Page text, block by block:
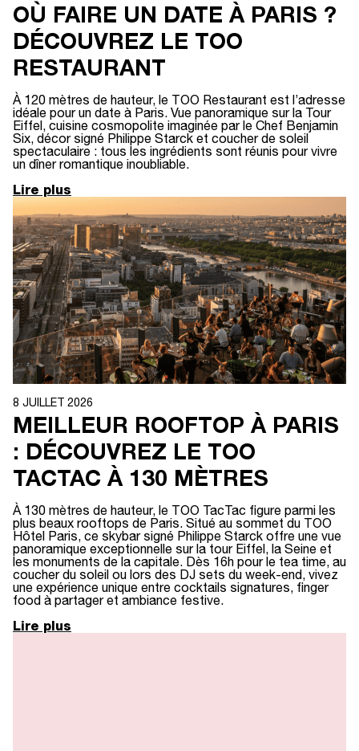
OÙ FAIRE UN DATE À PARIS ?
DÉCOUVREZ LE TOO
RESTAURANT
À 120 mètres de hauteur, le TOO Restaurant est l’adresse
idéale pour un date à Paris. Vue panoramique sur la Tour
Eiffel, cuisine cosmopolite imaginée par le Chef Benjamin
Six, décor signé Philippe Starck et coucher de soleil
spectaculaire : tous les ingrédients sont réunis pour vivre
un dîner romantique inoubliable.
Lire plus
8 JUILLET 2026
MEILLEUR ROOFTOP À PARIS
: DÉCOUVREZ LE TOO
TACTAC À 130 MÈTRES
À 130 mètres de hauteur, le TOO TacTac figure parmi les
plus beaux rooftops de Paris. Situé au sommet du TOO
Hôtel Paris, ce skybar signé Philippe Starck offre une vue
panoramique exceptionnelle sur la tour Eiffel, la Seine et
les monuments de la capitale. Dès 16h pour le tea time, au
coucher du soleil ou lors des DJ sets du week-end, vivez
une expérience unique entre cocktails signatures, finger
food à partager et ambiance festive.
Lire plus